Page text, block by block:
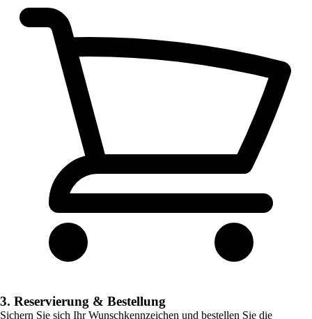
3. Reservierung & Bestellung
Sichern Sie sich Ihr Wunschkennzeichen und bestellen Sie die